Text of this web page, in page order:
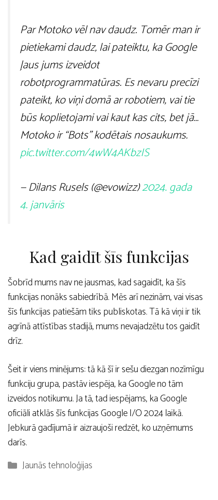
Par Motoko vēl nav daudz. Tomēr man ir
pietiekami daudz, lai pateiktu, ka Google
ļaus jums izveidot
robotprogrammatūras. Es nevaru precīzi
pateikt, ko viņi domā ar robotiem, vai tie
būs koplietojami vai kaut kas cits, bet jā…
Motoko ir “Bots” kodētais nosaukums.
pic.twitter.com/4wW4AKbzIS
— Dilans Rusels (@evowizz)2024. gada
4. janvāris
Kad gaidīt šīs funkcijas
Šobrīd mums nav ne jausmas, kad sagaidīt, ka šīs
funkcijas nonāks sabiedrībā. Mēs arī nezinām, vai visas
šīs funkcijas patiešām tiks publiskotas. Tā kā viņi ir tik
agrīnā attīstības stadijā, mums nevajadzētu tos gaidīt
drīz.
Šeit ir viens minējums: tā kā šī ir sešu diezgan nozīmīgu
funkciju grupa, pastāv iespēja, ka Google no tām
izveidos notikumu. Ja tā, tad iespējams, ka Google
oficiāli atklās šīs funkcijas Google I/O 2024 laikā.
Jebkurā gadījumā ir aizraujoši redzēt, ko uzņēmums
darīs.
Kategorijas
Jaunās tehnoloģijas